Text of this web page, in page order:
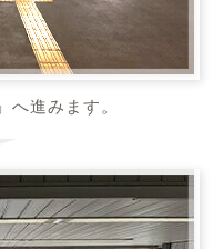
へ進みます。